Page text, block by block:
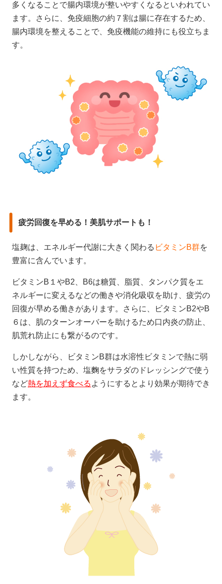
多くなることで腸内環境が整いやすくなるといわれてい
ます。さらに、免疫細胞の約７割は腸に存在するため、
腸内環境を整えることで、免疫機能の維持にも役立ちま
す。
疲労回復を早める！美肌サポートも！
塩麹は、エネルギー代謝に大きく関わる ビタミンB群を
豊富に含んでいます。
ビタミンB１やB2、B6は糖質、脂質、タンパク質をエ
ネルギーに変えるなどの働きや消化吸収を助け、疲労の
回復が早める働きがあります。さらに、ビタミンB2やB
６は、肌のターンオーバーを助けるため口内炎の防止、
肌荒れ防止にも繋がるのです。
しかしながら、ビタミンB群は水溶性ビタミンで熱に弱
い性質を持つため、塩麴をサラダのドレッシングで使う
など熱を加えず食べる ようにするとより効果が期待でき
ます。